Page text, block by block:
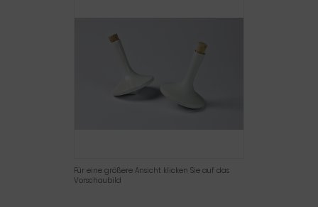
Für eine größere Ansicht klicken Sie auf das
Vorschaubild